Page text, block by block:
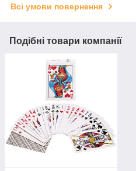
Всі умови повернення
Подібні товари компанії